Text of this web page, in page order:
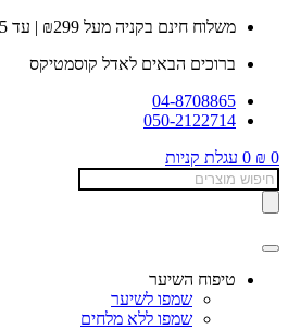
משלוח חינם בקניה מעל ₪299 | עד 5 ימי עסקים
ברוכים הבאים לאדל קוסמטיקס
04-8708865
050-2122714
₪ 0
0 עגלת קניות
Products
search
טיפוח השיער
שמפו לשיער
שמפו ללא מלחים